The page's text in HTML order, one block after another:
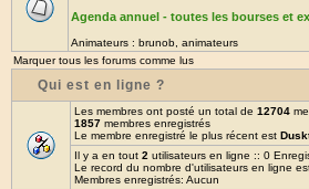
Agenda annuel - toutes les bourses et
Animateurs : brunob animateurs
Marquer tous les forums comme lus
Qui est en ligne ?
Les membres ont posté un total de 12704
1857 membres enregistrés
Le membre enregistré le plus récent est
Il y a en tout 2 utilisateurs en ligne :: 0
Le record du nombre d'utilisateurs en ligne
Membres enregistrés: Aucun